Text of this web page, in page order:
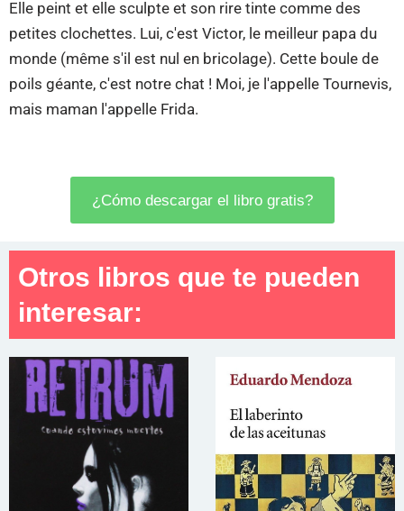
Elle peint et elle sculpte et son rire tinte comme des
petites clochettes. Lui, c'est Victor, le meilleur papa du
monde (même s'il est nul en bricolage). Cette boule de
poils géante, c'est notre chat ! Moi, je l'appelle Tournevis,
mais maman l'appelle Frida.
¿Cómo descargar el libro gratis?
Otros libros que te pueden
interesar: